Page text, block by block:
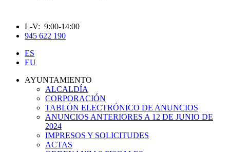
L-V: 9:00-14:00
945 622 190
ES
EU
AYUNTAMIENTO
ALCALDÍA
CORPORACIÓN
TABLÓN ELECTRÓNICO DE ANUNCIOS
ANUNCIOS ANTERIORES A 12 DE JUNIO DE
2024
IMPRESOS Y SOLICITUDES
ACTAS